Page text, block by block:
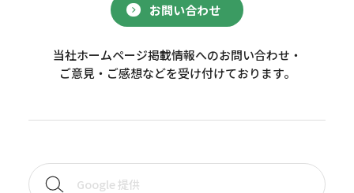
お問い合わせ
当社ホームページ掲載情報へのお問い合わせ・
ご意見・ご感想などを受け付けております。